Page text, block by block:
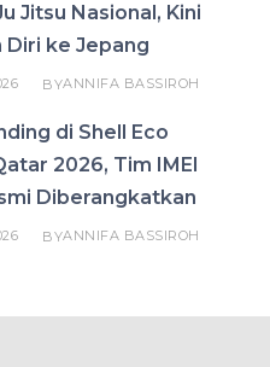
Jitsu Nasional, Kini
Diri ke Jepang
BYANNIFA BASSIROH
di Shell Eco
2026, Tim IMEI
Diberangkatkan
BYANNIFA BASSIROH